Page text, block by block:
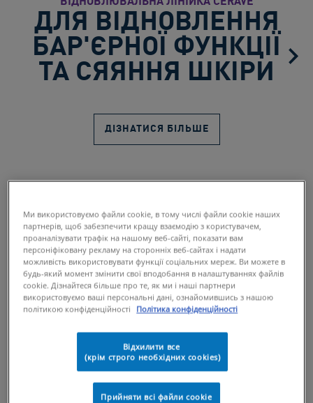
ДЛЯ ВІДНОВЛЕННЯ
БАР'ЄРНОЇ ФУНКЦІЇ
ТА СЯЯННЯ ШКІРИ
ДІЗНАТИСЯ БІЛЬШЕ
Переглянути товари за категоріями
Ми використовуємо файли cookie, в тому числі файли cookie наших
партнерів, щоб забезпечити кращу взаємодію з користувачем,
проаналізувати трафік на нашому веб-сайті, показати вам
персоніфіковану рекламу на сторонніх веб-сайтах і надати
можливість використовувати функції соціальних мереж. Ви можете в
будь-який момент змінити свої вподобання в налаштуваннях файлів
cookie. Дізнайтеся більше про те, як ми і наші партнери
використовуємо ваші персональні дані, ознайомившись з нашою
політикою конфіденційності
Політика конфіденційності
Відхилити все
(крім строго необхідних cookies)
Прийняти всі файли сookie